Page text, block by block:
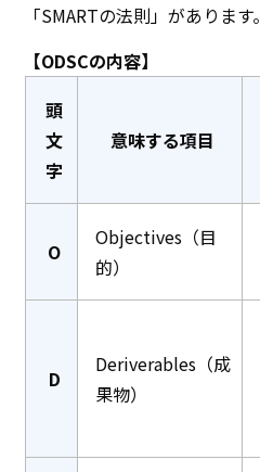
「SMARTの法則」があります。
【ODSCの内容】
頭
文
字
意味する項目
O
Objectives（目
的）
D
Deriverables（成
果物）